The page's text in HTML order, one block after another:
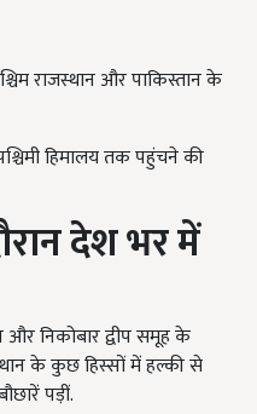
राजस्थान और पाकिस्तान के
हिमालय तक पहुंचने की
देश भर में
निकोबार द्वीप समूह के
के कुछ हिस्सों में हल्की से
पड़ीं.